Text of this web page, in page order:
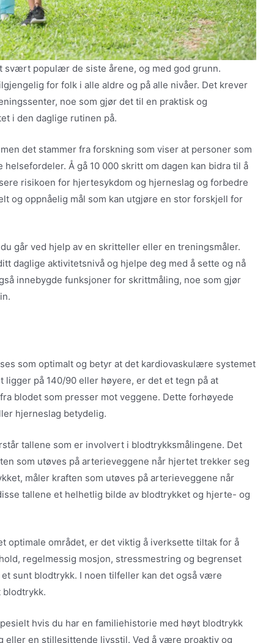
svært populær de siste årene, og med god grunn.
for folk i alle aldre og på alle nivåer. Det krever
noe som gjør det til en praktisk og
i den daglige rutinen på.
det stammer fra forskning som viser at personer som
Å gå 10 000 skritt om dagen kan bidra til å
risikoen for hjertesykdom og hjerneslag og forbedre
og oppnåelig mål som kan utgjøre en stor forskjell for
går ved hjelp av en skritteller eller en treningsmåler.
daglige aktivitetsnivå og hjelpe deg med å sette og nå
innebygde funksjoner for skrittmåling, noe som gjør
som optimalt og betyr at det kardiovaskulære systemet
på 140/90 eller høyere, er det et tegn på at
blodet som presser mot veggene. Dette forhøyede
hjerneslag betydelig.
tallene som er involvert i blodtrykksmålingene. Det
som utøves på arterieveggene når hjertet trekker seg
måler kraften som utøves på arterieveggene når
tallene et helhetlig bilde av blodtrykket og hjerte- og
optimale området, er det viktig å iverksette tiltak for å
regelmessig mosjon, stressmestring og begrenset
sunt blodtrykk. I noen tilfeller kan det også være
blodtrykk.
hvis du har en familiehistorie med høyt blodtrykk
en stillesittende livsstil. Ved å være proaktiv og